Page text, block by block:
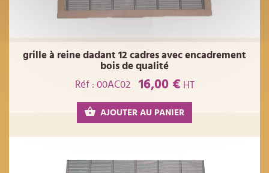
grille à reine dadant 12 cadres avec encadrement
bois de qualité
Réf : 00AC02
16,00 € HT
AJOUTER AU PANIER